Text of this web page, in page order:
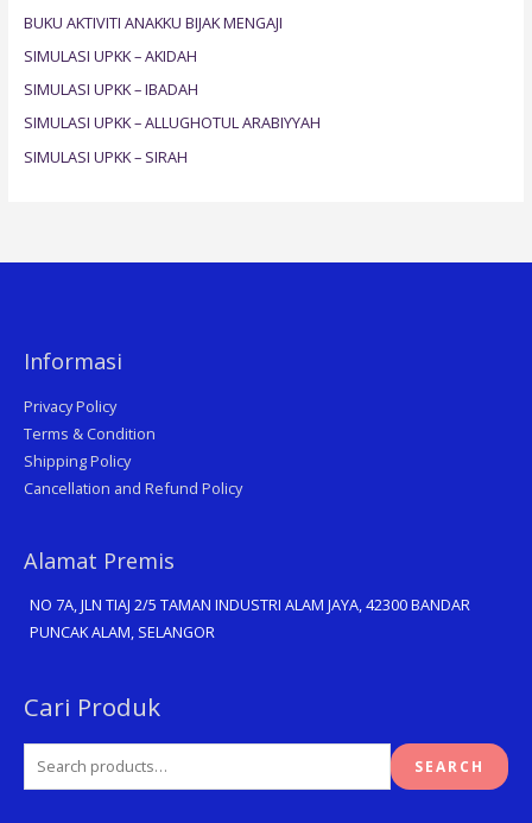
o
r
:
BUKU AKTIVITI ANAKKU BIJAK MENGAJI
SIMULASI UPKK – AKIDAH
SIMULASI UPKK – IBADAH
SIMULASI UPKK – ALLUGHOTUL ARABIYYAH
SIMULASI UPKK – SIRAH
Informasi
Privacy Policy
Terms & Condition
Shipping Policy
Cancellation and Refund Policy
Alamat Premis
NO 7A, JLN TIAJ 2/5 TAMAN INDUSTRI ALAM JAYA, 42300 BANDAR
PUNCAK ALAM, SELANGOR
Cari Produk
Search
SEARCH